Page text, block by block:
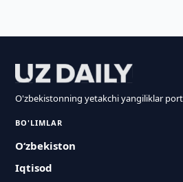
O'zbekistonning yetakchi yangiliklar
BO'LIMLAR
O‘zbekiston
Iqtisod